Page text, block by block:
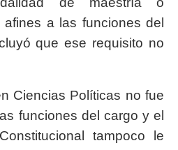
a las funciones del
que ese requisito no
Ciencias Políticas no fue
funciones del cargo y el
tampoco le